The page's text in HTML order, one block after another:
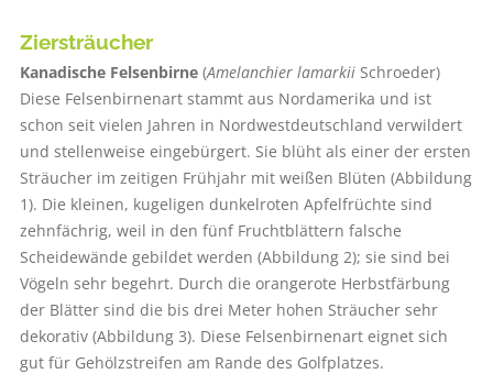
Ziersträucher
Kanadische Felsenbirne (Amelanchier lamarkiiSchroeder)
Diese Felsenbirnenart stammt aus Nordamerika und ist
schon seit vielen Jahren in Nordwestdeutschland verwildert
und stellenweise eingebürgert. Sie blüht als einer der ersten
Sträucher im zeitigen Frühjahr mit weißen Blüten (Abbildung
1). Die kleinen, kugeligen dunkelroten Apfelfrüchte sind
zehnfächrig, weil in den fünf Fruchtblättern falsche
Scheidewände gebildet werden (Abbildung 2); sie sind bei
Vögeln sehr begehrt. Durch die orangerote Herbstfärbung
der Blätter sind die bis drei Meter hohen Sträucher sehr
dekorativ (Abbildung 3). Diese Felsenbirnenart eignet sich
gut für Gehölzstreifen am Rande des Golfplatzes.